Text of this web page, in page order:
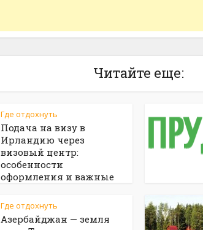
Читайте еще:
Где отдохнуть
Подача на визу в
Ирландию через
визовый центр:
особенности
оформления и важные
Где отдохнуть
Азербайджан — земля